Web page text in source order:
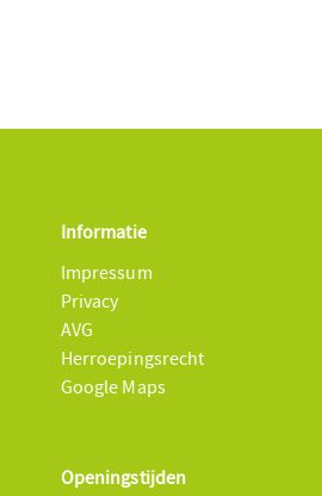
Informatie
Impressum
Privacy
AVG
Herroepingsrecht
Google Maps
Openingstijden